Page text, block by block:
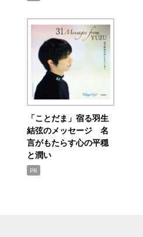
「ことだま」宿る羽生
結弦のメッセージ 名
言がもたらす心の平穏
と潤い
PR